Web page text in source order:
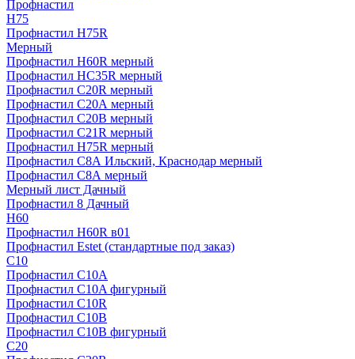
Профнастил
H75
Профнастил H75R
Мерный
Профнастил H60R мерный
Профнастил HC35R мерный
Профнастил С20R мерный
Профнастил С20А мерный
Профнастил С20В мерный
Профнастил С21R мерный
Профнастил Н75R мерный
Профнастил С8А Ильский, Краснодар мерный
Профнастил С8А мерный
Мерный лист Дачный
Профнастил 8 Дачный
Н60
Профнастил H60R в01
Профнастил Estet (стандартные под заказ)
C10
Профнастил С10A
Профнастил С10A фигурный
Профнастил С10R
Профнастил С10В
Профнастил С10В фигурный
C20